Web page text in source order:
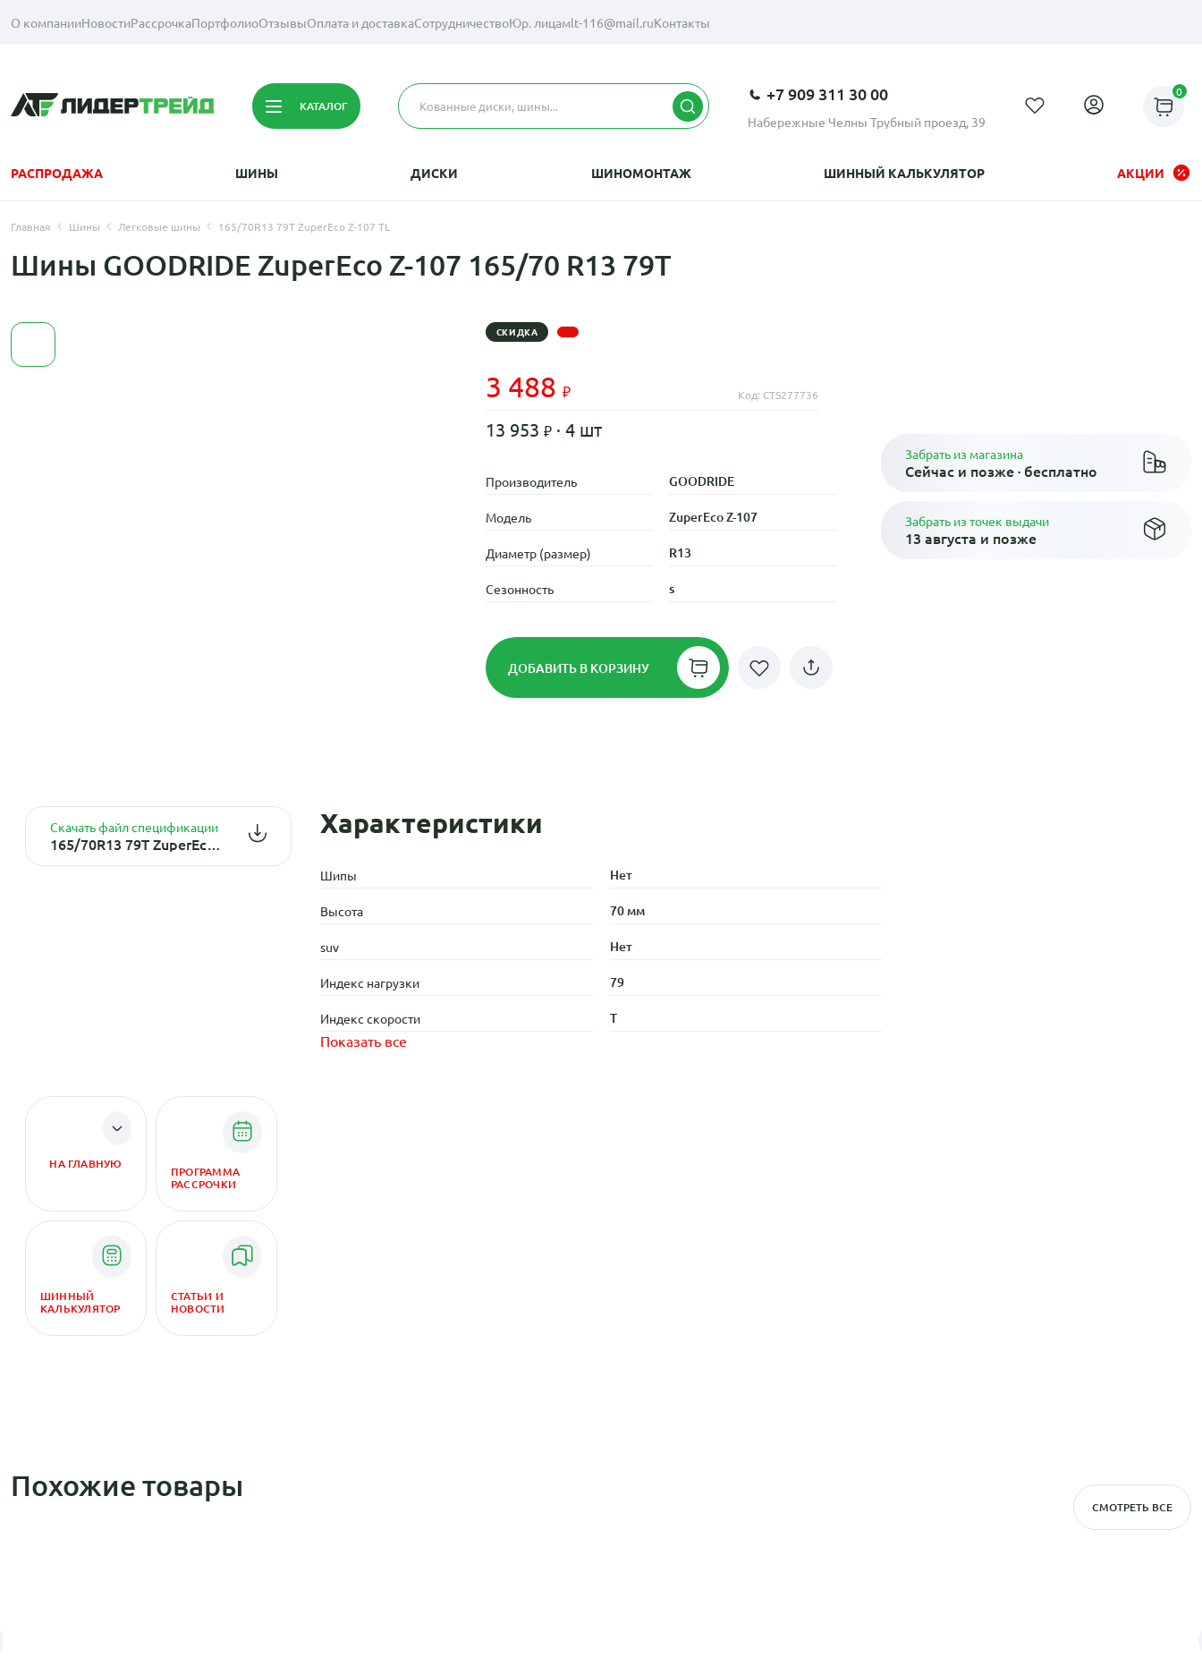
О компанииНовостиРассрочкаПортфолиоОтзывыОплата и доставкаСотрудничествоЮр. лицамlt-116@mail.ruКонтакты
КАТАЛОГ
+7 909 311 30 00
Набережные Челны Трубный проезд, 39
0
РАСПРОДАЖА ШИНЫ ДИСКИ ШИНОМОНТАЖ ШИННЫЙ КАЛЬКУЛЯТОР АКЦИИ
Главная Шины Легковые шины 165/70R13 79T ZuperEco Z-107 TL
Шины GOODRIDE ZuperEco Z-107 165/70 R13 79T
СКИДКА
3 488 Код: CTS277736
13 953 · 4 шт
Производитель GOODRIDE
Модель ZuperEco Z-107
Диаметр (размер) R13
Сезонность s
ДОБАВИТЬ В КОРЗИНУ
Забрать из магазина
Сейчас и позже · бесплатно
Забрать из точек выдачи
13 августа и позже
Скачать файл спецификации
165/70R13 79T ZuperEco Z-107 TL
Характеристики
Шипы Нет
Высота 70 мм
suv Нет
Индекс нагрузки 79
Индекс скорости T
Показать все
НА ГЛАВНУЮ
ПРОГРАММА
РАССРОЧКИ
ШИННЫЙ
КАЛЬКУЛЯТОР
СТАТЬИ И
НОВОСТИ
Похожие товары
СМОТРЕТЬ ВСЕ